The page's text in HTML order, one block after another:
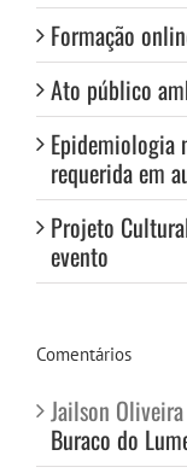
Formação
Ato público
Epidemiologia
requerida em
Projeto
evento
Comentários
Jailson Oliveira
Buraco do